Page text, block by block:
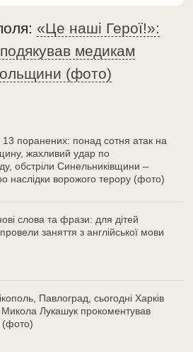
«Це наші Герої!»:
медикам
(фото)
13 поранених: понад сотня атак на
жахливий удар по
обстріли Синельниківщини –
наслідки ворожого терору (фото)
слова та фрази: для дітей
заняття з англійської мови
Павлоград, сьогодні Харків
Лукашук прокоментував